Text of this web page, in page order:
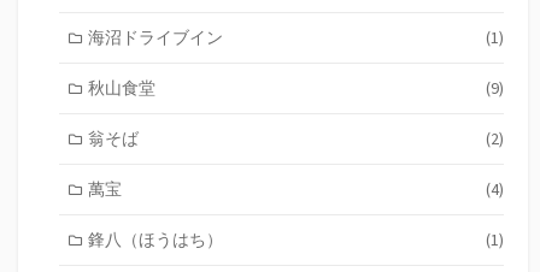
海沼ドライブイン (1)
秋山食堂 (9)
翁そば (2)
萬宝 (4)
鋒八（ほうはち） (1)